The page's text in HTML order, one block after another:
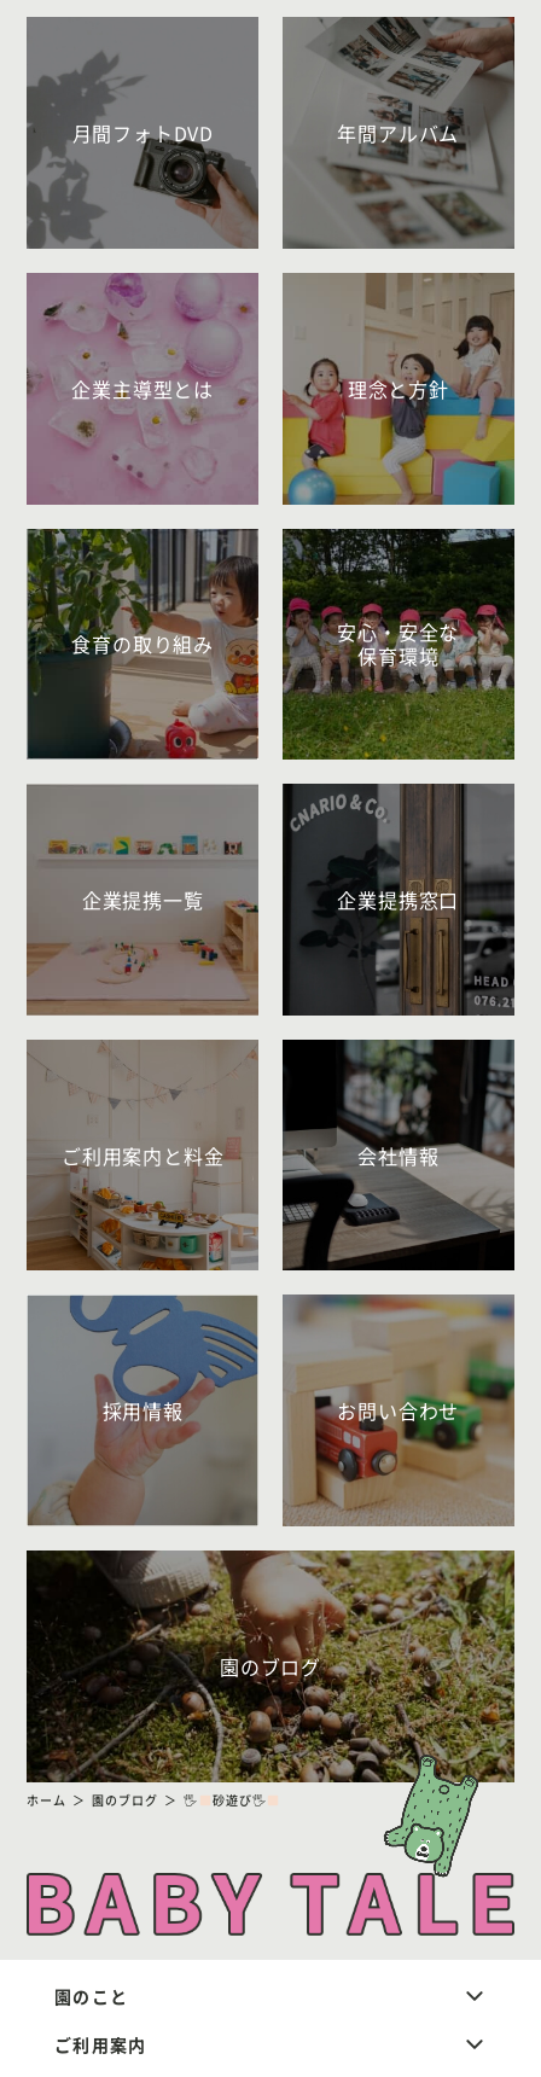
月間フォトDVD 年間アルバム
企業主導型とは 理念と方針
食育の取り組み
安心・安全な
保育環境
企業提携一覧 企業提携窓口
ご利用案内と料金 会社情報
採用情報 お問い合わせ
園のブログ
ホーム 園のブログ 🖐 砂遊び🖐
園のこと
ご利用案内